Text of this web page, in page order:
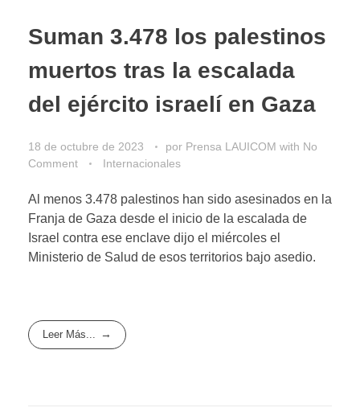
Suman 3.478 los palestinos
muertos tras la escalada
del ejército israelí en Gaza
18 de octubre de 2023 por Prensa LAUICOM with No
Comment
Internacionales
Al menos 3.478 palestinos han sido asesinados en la
Franja de Gaza desde el inicio de la escalada de
Israel contra ese enclave dijo el miércoles el
Ministerio de Salud de esos territorios bajo asedio.
Leer Más...